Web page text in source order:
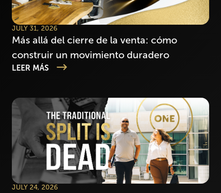
JULY 31, 2026
Más allá del cierre de la venta: cómo
construir un movimiento duradero
LEER MÁS
JULY 24, 2026